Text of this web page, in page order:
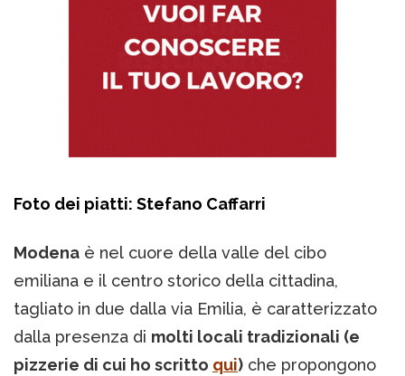
Foto dei piatti: Stefano Caffarri
Modena è nel cuore della valle del cibo
emiliana e il centro storico della cittadina,
tagliato in due dalla via Emilia, è caratterizzato
dalla presenza di molti locali tradizionali (e
pizzerie di cui ho scritto qui) che propongono